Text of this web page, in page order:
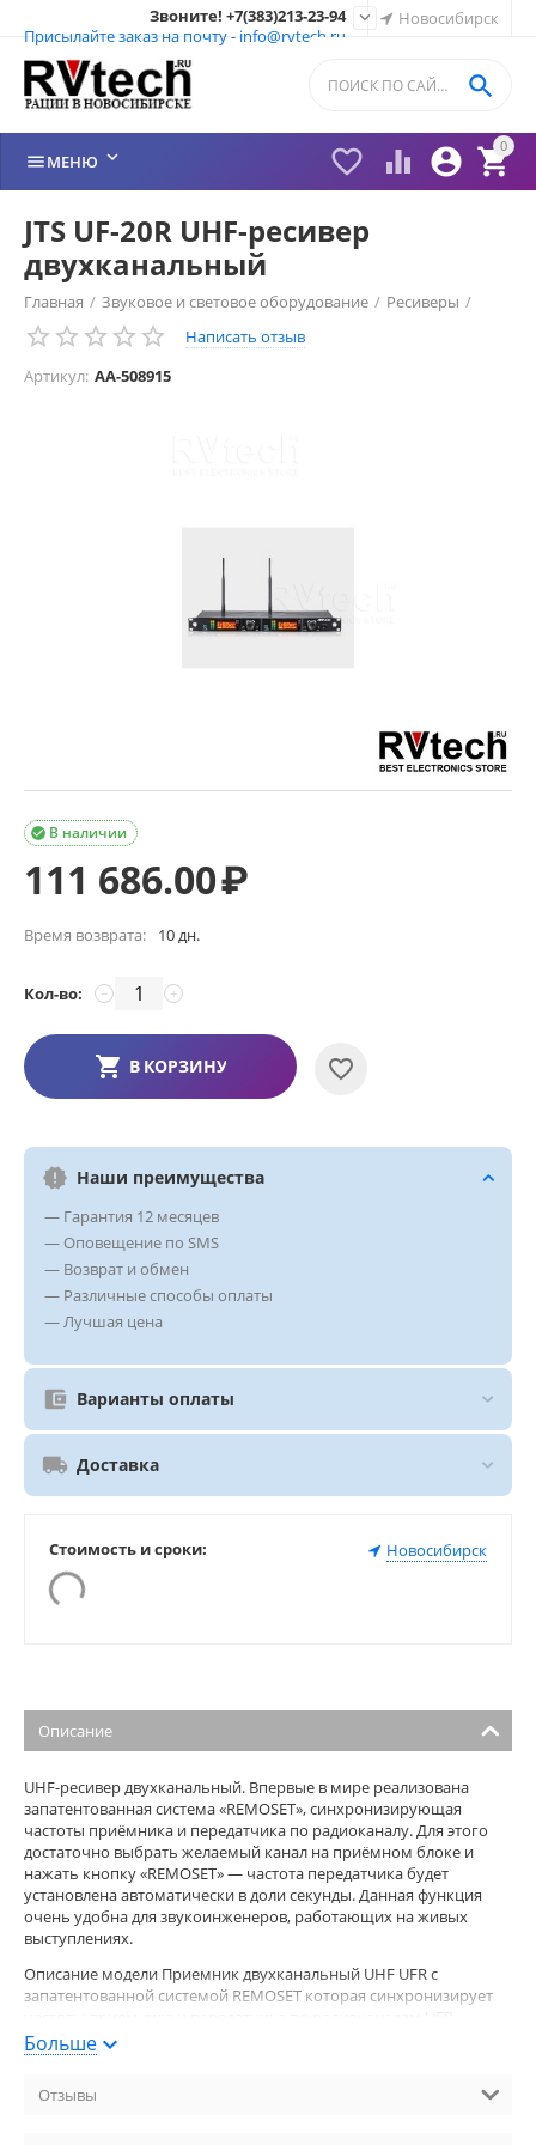
Новосибирск
Звоните! +7(383)213-23-94
Присылайте заказ на почту - info@rvtech.ru

0


 

МЕНЮ 
JTS UF-20R UHF-ресивер
двухканальный
Главная / Звуковое и световое оборудование / Ресиверы /
Написать отзыв
Артикул: AA-508915
В наличии

111 686.00₽
Время возврата: 10 дн.
Кол-во: +
−
В КОРЗИНУ
Наши преимущества
— Гарантия 12 месяцев
— Оповещение по SMS
— Возврат и обмен
— Различные способы оплаты
— Лучшая цена
Варианты оплаты
Доставка
Стоимость и сроки: Новосибирск
Описание
UHF-ресивер двухканальный. Впервые в мире реализована
запатентованная система «REMOSET», синхронизирующая
частоты приёмника и передатчика по радиоканалу. Для этого
достаточно выбрать желаемый канал на приёмном блоке и
нажать кнопку «REMOSET» — частота передатчика будет
установлена автоматически в доли секунды. Данная функция
очень удобна для звукоинженеров, работающих на живых
выступлениях.
Описание модели Приемник двухканальный UHF UFR с
запатентованной системой REMOSET которая синхронизирует
использует систему REMOSET второго поколения Диапазон
несущей частоты МГц Каналы групп до каналов в каждой
dBV at S Ngt dB Диапазон аудиочастоты Гц Соотношение
Больше
Отзывы